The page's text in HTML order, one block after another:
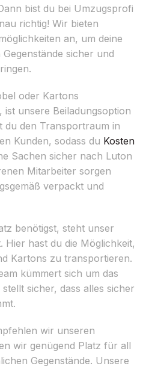
bist du bei Umzugsprofi
richtig! Wir bieten
an, um deine
sicher und
oder Kartons
unsere Beiladungsoption
du den Transportraum in
Kunden, sodass du Kosten
Sachen sicher nach Luton
Mitarbeiter sorgen
verpackt und
benötigst, steht unser
hast du die Möglichkeit,
Kartons zu transportieren.
kümmert sich um das
sicher, dass alles sicher
wir unseren
wir genügend Platz für all
Gegenstände. Unsere